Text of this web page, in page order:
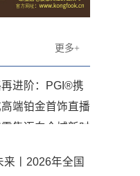
更多+
进阶：PGI®携
端铂金首饰直播
售迈向全域新时
丨2026年全国